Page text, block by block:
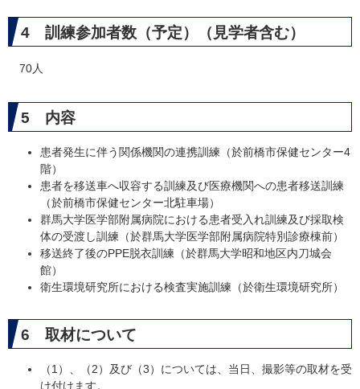
4 訓練参加者数（予定）（見学者含む）
70人
5 内容
患者発生に伴う関係機関の連携訓練（於前橋市保健センター4
階）
患者を移送車へ収容する訓練及び医療機関への患者移送訓練
（於前橋市保健センター北駐車場）
群馬大学医学部附属病院における患者受入れ訓練及び採取検
体の受渡し訓練（於群馬大学医学部附属病院特別診療棟前）
移送終了後のPPE脱衣訓練（於群馬大学昭和地区内刀城会
館）
衛生環境研究所における検査実施訓練（於衛生環境研究所）
6 取材について
（1）、（2）及び（3）については、当日、撮影等の取材を受
け付けます。